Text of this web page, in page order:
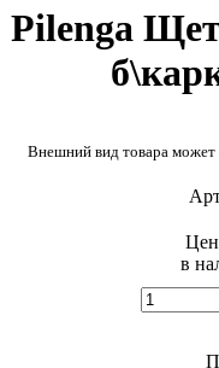
Pilenga
Внешний вид товара может
в